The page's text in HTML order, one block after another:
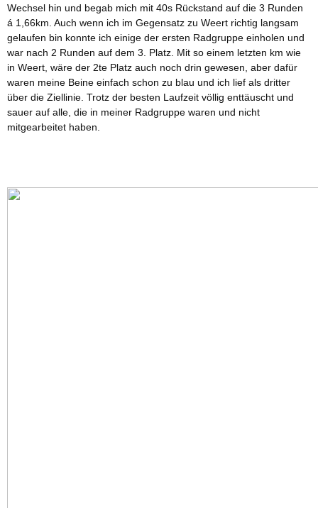
Wechsel hin und begab mich mit 40s Rückstand auf die 3 Runden
á 1,66km. Auch wenn ich im Gegensatz zu Weert richtig langsam
gelaufen bin konnte ich einige der ersten Radgruppe einholen und
war nach 2 Runden auf dem 3. Platz. Mit so einem letzten km wie
in Weert, wäre der 2te Platz auch noch drin gewesen, aber dafür
waren meine Beine einfach schon zu blau und ich lief als dritter
über die Ziellinie. Trotz der besten Laufzeit völlig enttäuscht und
sauer auf alle, die in meiner Radgruppe waren und nicht
mitgearbeitet haben.